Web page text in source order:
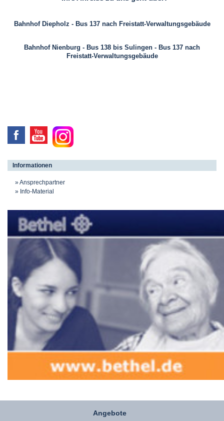
Bahnhof Diepholz - Bus 137 nach Freistatt-Verwaltungsgebäude
Bahnhof Nienburg - Bus 138 bis Sulingen - Bus 137 nach
Freistatt-Verwaltungsgebäude
Informationen
Ansprechpartner
Info-Material
Angebote